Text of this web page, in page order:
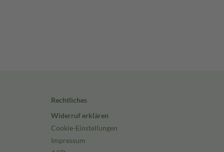
Rechtliches
Widerruf erklären
Cookie-Einstellungen
Impressum